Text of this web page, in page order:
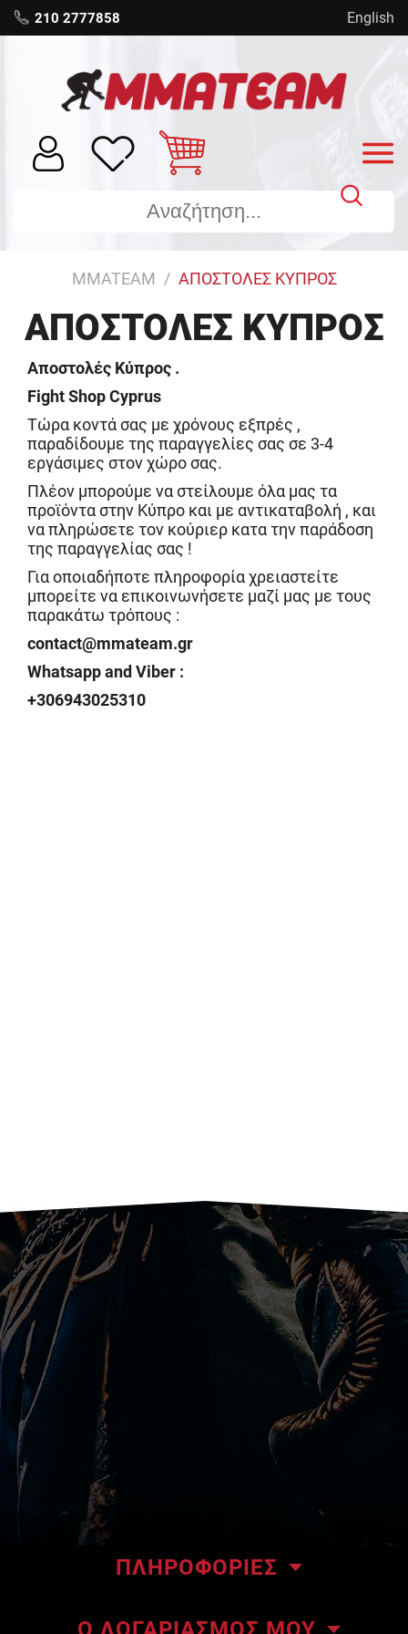
210 2777858 English
MMATEAM ΑΠΟΣΤΟΛΕΣ ΚΥΠΡΟΣ
ΑΠΟΣΤΟΛΈΣ ΚΎΠΡΟΣ
Αποστολές Κύπρος .
Fight Shop Cyprus
Τώρα κοντά σας με χρόνους εξπρές ,
παραδίδουμε της παραγγελίες σας σε 3-4
εργάσιμες στον χώρο σας.
Πλέον μπορούμε να στείλουμε όλα μας τα
προϊόντα στην Κύπρο και με αντικαταβολή , και
να πληρώσετε τον κούριερ κατα την παράδοση
της παραγγελίας σας !
Για οποιαδήποτε πληροφορία χρειαστείτε
μπορείτε να επικοινωνήσετε μαζί μας με τους
παρακάτω τρόπους :
contact@mmateam.gr
Whatsapp and Viber :
+306943025310
ΠΛΗΡΟΦΟΡΙΕΣ